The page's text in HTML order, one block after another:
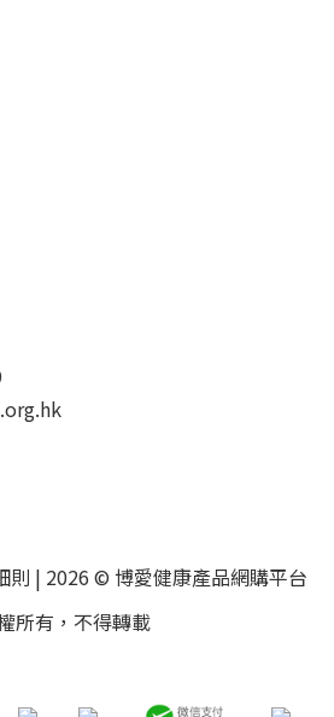
則 | 2026 © 博愛健康產品網購平台
所有，不得轉載